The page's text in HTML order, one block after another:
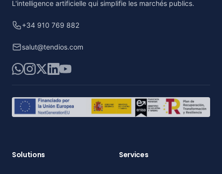
L'intelligence artificielle qui simplifie les marchés publics.
+34 910 769 882
salut@tendios.com
WhatsApp
Instagram
X LinkedIn
YouTube
Solutions Services